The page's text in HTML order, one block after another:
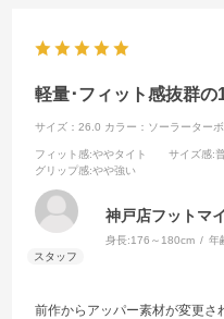
軽量･フィット感抜群の
サイズ：26.0 カラー：ソーラーター
フィット感:ややタイト サイズ感:
グリップ感:やや強い
神戸店フットマ
身長:176～180cm 年
前作からアッパー素材が変更さ